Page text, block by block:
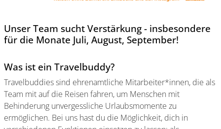
Unser Team sucht Verstärkung - insbesondere
für die Monate Juli, August, September!
Was ist ein Travelbuddy?
Travelbuddies sind ehrenamtliche Mitarbeiter*innen, die als
Team mit auf die Reisen fahren, um Menschen mit
Behinderung unvergessliche Urlaubsmomente zu
ermöglichen. Bei uns hast du die Möglichkeit, dich in